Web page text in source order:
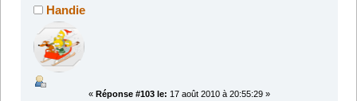
Handie
« Réponse #103 le: 17 août 2010 à 20:55:29 »